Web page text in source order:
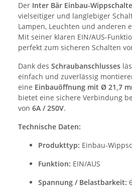
Der Inter Bär Einbau-
vielseitiger und langlebiger
Lampen, Leuchten und anderen
Mit seiner klaren EIN/AUS-
perfekt zum sicheren Schalten
Dank des Schraubanschlusses
einfach und zuverlässig
eine Einbauöffnung mit Ø 21,7
bietet eine sichere Verbindung
von 6A / 250V.
Technische Daten:
Produkttyp: Einbau-
Funktion: EIN/AUS
Spannung / Belastbarkeit: